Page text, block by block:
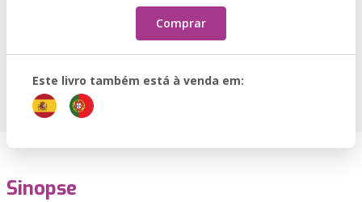
Comprar
Este livro também está à venda em:
Sinopse